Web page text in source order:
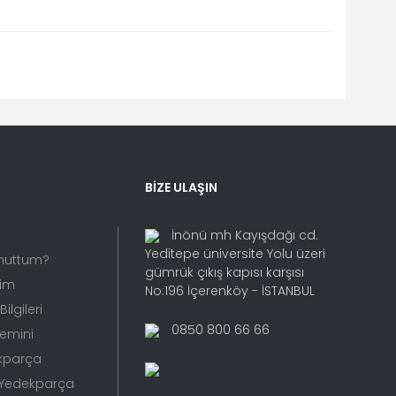
BİZE ULAŞIN
İnönü mh Kayışdağı cd.
Yeditepe üniversite Yolu üzeri
gümrük çıkış kapısı karşısı
No:196 İçerenköy - İSTANBUL
0850 800 66 66